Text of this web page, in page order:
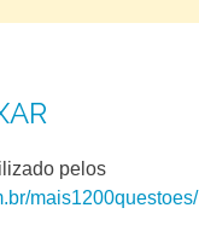
pelos
mais1200questoes/